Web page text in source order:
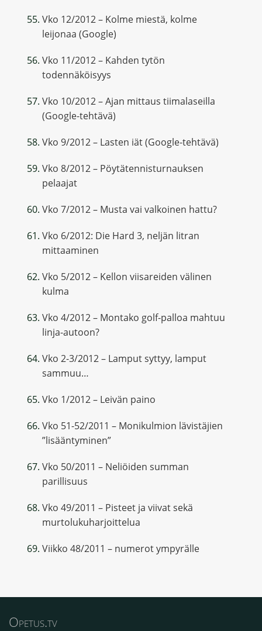
Vko 12/2012 – Kolme miestä, kolme
leijonaa (Google)
Vko 11/2012 – Kahden tytön
todennäköisyys
Vko 10/2012 – Ajan mittaus tiimalaseilla
(Google-tehtävä)
Vko 9/2012 – Lasten iät (Google-tehtävä)
Vko 8/2012 – Pöytätennisturnauksen
pelaajat
Vko 7/2012 – Musta vai valkoinen hattu?
Vko 6/2012: Die Hard 3, neljän litran
mittaaminen
Vko 5/2012 – Kellon viisareiden välinen
kulma
Vko 4/2012 – Montako golf-palloa mahtuu
linja-autoon?
Vko 2-3/2012 – Lamput syttyy, lamput
sammuu…
Vko 1/2012 – Leivän paino
Vko 51-52/2011 – Monikulmion lävistäjien
”lisääntyminen”
Vko 50/2011 – Neliöiden summan
parillisuus
Vko 49/2011 – Pisteet ja viivat sekä
murtolukuharjoittelua
Viikko 48/2011 – numerot ympyrälle
Opetus.tv